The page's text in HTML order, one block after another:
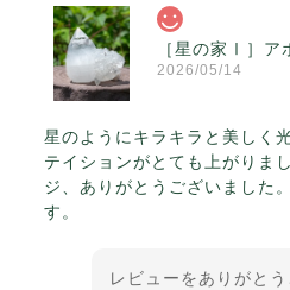
2026/05/14
星のようにキラキラと美しく
テイションがとても上がりま
ジ、ありがとうございました
す。
レビューをありがと